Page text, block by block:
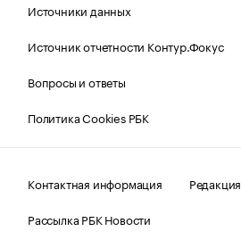
Источники данных
Источник отчетности Контур.Фокус
Вопросы и ответы
Политика Cookies РБК
Контактная информация
Редакция
Рассылка РБК Новости